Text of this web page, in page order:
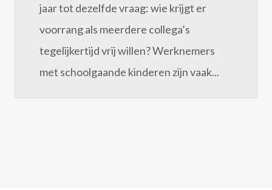
jaar tot dezelfde vraag: wie krijgt er
voorrang als meerdere collega’s
tegelijkertijd vrij willen? Werknemers
met schoolgaande kinderen zijn vaak...